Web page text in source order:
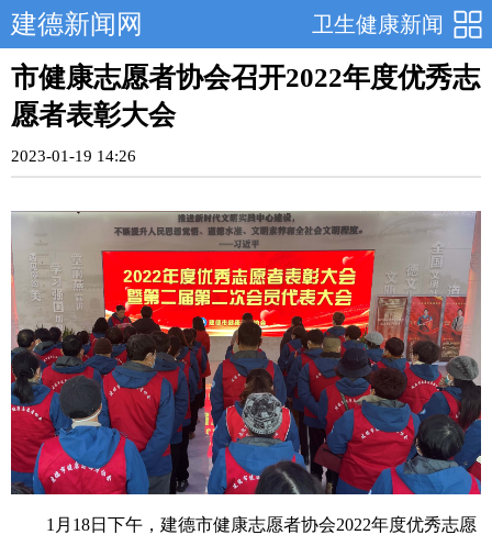
卫生健康新闻
建德新闻网
市健康志愿者协会召开2022年度优秀志
愿者表彰大会
2023-01-19 14:26
1月18日下午，建德市健康志愿者协会2022年度优秀志愿